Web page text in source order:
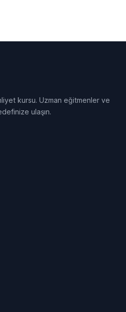
kursu. Uzman eğitmenler ve
ulaşın.